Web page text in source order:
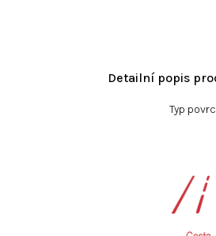
Detailní popis
Typ